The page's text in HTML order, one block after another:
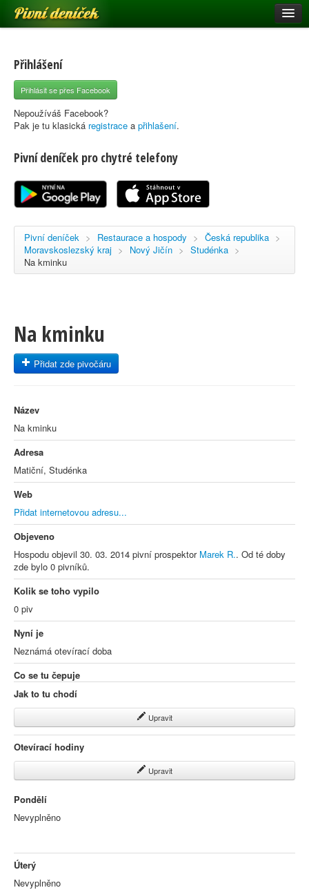
Pivní deníček
Pivní mapa
Pivní značky
Nápověda
Registrace
Přihlášení
Přihlásit se přes Facebook
Nepoužíváš Facebook?
Pak je tu klasická registrace a přihlašení.
Pivní deníček pro chytré telefony
Pivní deníček > Restaurace a hospody > Česká republika >
Moravskoslezský kraj > Nový Jičín > Studénka >
Na kminku
Na kminku
Přidat zde pivočáru
Název
Na kminku
Adresa
Matiční, Studénka
Web
Přidat internetovou adresu...
Objeveno
Hospodu objevil 30. 03. 2014 pivní prospektor Marek R.. Od té doby
zde bylo 0 pivníků.
Kolik se toho vypilo
0 piv
Nyní je
Neznámá otevírací doba
Co se tu čepuje
Jak to tu chodí
Upravit
Otevírací hodiny
Upravit
Pondělí
Nevyplněno
Úterý
Nevyplněno